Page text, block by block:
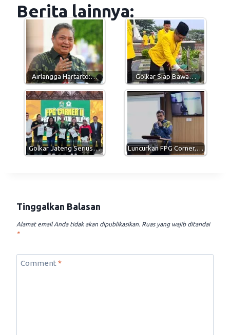
t
p
p
e
g
r
a
m
e
b
o
o
k
i
Berita lainnya:
Airlangga Hartarto:… Golkar Siap Bawa…
Golkar Jateng Serius… Luncurkan FPG Corner,…
Tinggalkan Balasan
Alamat email Anda tidak akan dipublikasikan. Ruas yang wajib ditandai
*
Comment *